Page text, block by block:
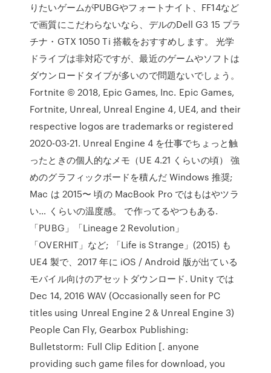
りたいゲームがPUBGやフォートナイト、FF14など
で画質にこだわらないなら、デルのDell G3 15 プラ
チナ・GTX 1050 Ti 搭載をおすすめします。 光学
ドライブは非対応ですが、最近のゲームやソフトは
ダウンロードタイプが多いので問題ないでしょう。
Fortnite © 2018, Epic Games, Inc. Epic Games,
Fortnite, Unreal, Unreal Engine 4, UE4, and their
respective logos are trademarks or registered
2020-03-21. Unreal Engine 4 を仕事でちょっと触
ったときの個人的なメモ（UE 4.21 くらいの頃） 強
めのグラフィックボードを積んだ Windows 推奨;
Mac は 2015〜 頃の MacBook Pro ではもはやツラ
い… くらいの温度感。 で作ってるやつもある.
「PUBG」「Lineage 2 Revolution」
「OVERHIT」など; 「Life is Strange」(2015) も
UE4 製で、2017 年に iOS / Android 版が出ている
モバイル向けのアセットダウンロード. Unity では
Dec 14, 2016 WAV (Occasionally seen for PC
titles using Unreal Engine 2 & Unreal Engine 3)
People Can Fly, Gearbox Publishing:
Bulletstorm: Full Clip Edition [. anyone
providing such game files for download, you